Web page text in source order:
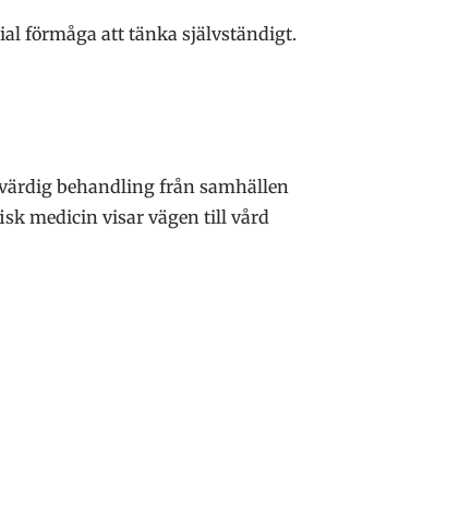
förmåga att tänka självständigt.
behandling från samhällen
medicin visar vägen till vård